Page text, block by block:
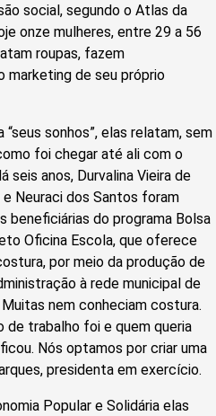
social, segundo o Atlas da
onze mulheres, entre 29 a 56
roupas, fazem
marketing de seu próprio
“seus sonhos”, elas relatam, sem
foi chegar até ali com o
seis anos, Durvalina Vieira de
Neuraci dos Santos foram
beneficiárias do programa Bolsa
Oficina Escola, que oferece
por meio da produção de
à rede municipal de
nem conheciam costura.
de trabalho foi e quem queria
Nós optamos por criar uma
presidenta em exercício.
Popular e Solidária elas